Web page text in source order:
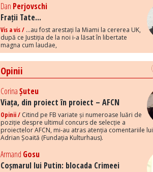
Dan Perjovschi
Frații Tate...
Vis a vis / ...au fost arestați la Miami la cererea UK,
după ce Justiția de la noi i-a lăsat în libertate
magna cum laudae,
Opinii
CorinaȘuteu
Viața, din proiect în proiect – AFCN
Opinii / Citind pe FB variate și numeroase luări de
poziție despre ultimul concurs de selecție a
proiectelor AFCN, mi-au atras atenția comentariile lui
Adrian Șoaită (Fundația Kulturhaus).
Armand Gosu
Coșmarul lui Putin: blocada Crimeei